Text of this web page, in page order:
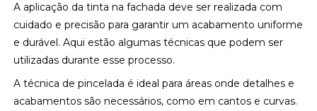
A aplicação da tinta na fachada deve ser realizada com
cuidado e precisão para garantir um acabamento uniforme
e durável. Aqui estão algumas técnicas que podem ser
utilizadas durante esse processo.
A técnica de pincelada é ideal para áreas onde detalhes e
acabamentos são necessários, como em cantos e curvas.